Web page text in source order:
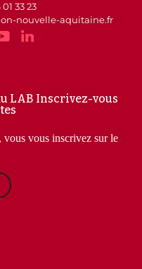
33 23
nouvelle-aquitaine.fr
LAB Inscrivez-vous
vous inscrivez sur le